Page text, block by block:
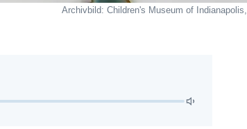
Archivbild: Children's Museum of Indianapolis,